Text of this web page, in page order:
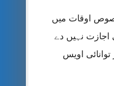
اوقات میں
نہیں دے
اویس